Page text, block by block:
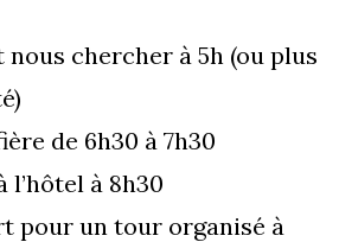
chercher à 5h (ou plus
de 6h30 à 7h30
à 8h30
pour un tour organisé à